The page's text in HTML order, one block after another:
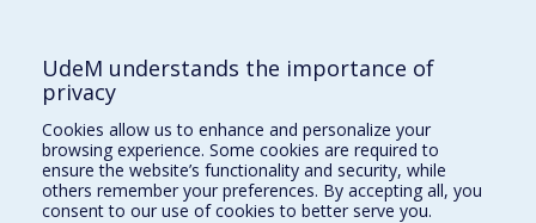
Who does what?
Find us
Site map
Accessibility
UdeM understands the importance of
privacy
Cookies allow us to enhance and personalize your
browsing experience. Some cookies are required to
ensure the website’s functionality and security, while
others remember your preferences. By accepting all, you
consent to our use of cookies to better serve you.